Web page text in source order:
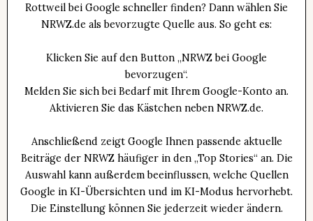
Rottweil bei Google schneller finden? Dann wählen Sie
NRWZ.de als bevorzugte Quelle aus. So geht es:
Klicken Sie auf den Button „NRWZ bei Google
bevorzugen“.
Melden Sie sich bei Bedarf mit Ihrem Google-Konto an.
Aktivieren Sie das Kästchen neben NRWZ.de.
Anschließend zeigt Google Ihnen passende aktuelle
Beiträge der NRWZ häufiger in den „Top Stories“ an. Die
Auswahl kann außerdem beeinflussen, welche Quellen
Google in KI-Übersichten und im KI-Modus hervorhebt.
Die Einstellung können Sie jederzeit wieder ändern.